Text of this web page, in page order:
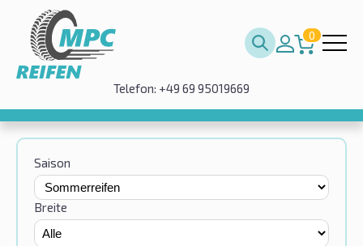
0
Telefon: +49 69 95019669
Saison
Breite